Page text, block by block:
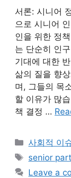
서론: 시니어
으로 시니어
인을 위한 정
는 단순히 인
기대에 대한
삶의 질을 향
며, 그들의 목
할 이유가 많
책 결정 …
Categories
사회적 이
Tags
senior
Leave a